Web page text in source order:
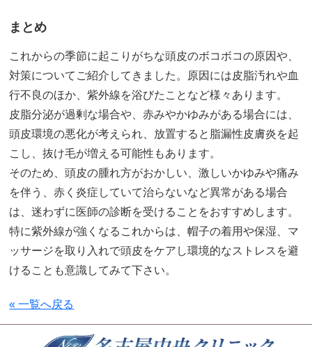
まとめ
これからの季節に起こりがちな頭皮のボコボコの原因や、
対策についてご紹介してきました。原因には皮脂汚れや血
行不良のほか、紫外線を浴びたことなど様々あります。
皮脂分泌が過剰な場合や、赤みやかゆみがある場合には、
頭皮環境の悪化が考えられ、放置すると脂漏性皮膚炎を起
こし、抜け毛が増える可能性もあります。
そのため、頭皮の腫れ方がおかしい、激しいかゆみや痛み
を伴う、赤く炎症していて治らないなど異常がある場合
は、迷わずに医師の診断を受けることをおすすめします。
特に紫外線が強くなるこれからは、帽子の着用や保湿、マ
ッサージを取り入れで頭皮をケアし環境的なストレスを避
けることも意識してみて下さい。
« 一覧へ戻る